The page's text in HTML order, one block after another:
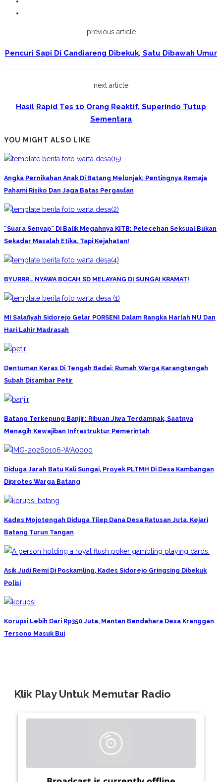
previous article
Pencuri Sapi Di Candiareng Dibekuk, Satu Dibawah Umur
next article
Hasil Rapid Tes 10 Orang Reaktif, Superindo Tutup
Sementara
YOU MIGHT ALSO LIKE
Angka Pernikahan Anak Di Batang Melonjak: Pentingnya Remaja
Pahami Risiko Dan Jaga Batas Pergaulan
“Suara Senyap” Di Balik Megahnya KITB: Pelecehan Seksual Bukan
Sekadar Masalah Etika, Tapi Kejahatan!
BYURRR… NYAWA BOCAH SD MELAYANG DI SUNGAI KRAMAT!
MI Salafiyah Sidorejo Gelar PORSENI Dalam Rangka Harlah NU Dan
Hari Lahir Madrasah
Dentuman Keras Di Tengah Badai: Rumah Warga Karangtengah
Subah Disambar Petir
Batang Terkepung Banjir: Ribuan Jiwa Terdampak, Saatnya
Menagih Kewajiban Infrastruktur Pemerintah
Diduga Jarah Batu Kali Sungai, Proyek PLTMH Di Desa Kambangan
Diprotes Warga Batang
Kades Mojotengah Diduga Tilep Dana Desa Ratusan Juta, Kejari
Batang Turun Tangan
Asik Judi Remi Di Poskamling, Kades Sidorejo Gringsing Dibekuk
Polisi
Korupsi Lebih Dari Rp350 Juta, Mantan Bendahara Desa Kranggan
Tersono Masuk Bui
Klik Play Untuk Memutar Radio